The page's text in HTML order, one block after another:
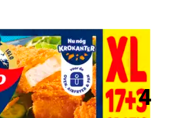
4